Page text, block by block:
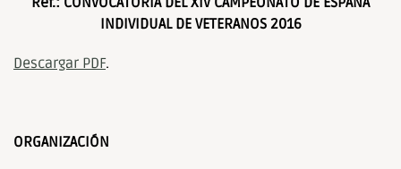
INDIVIDUAL DE VETERANOS 2016
Descargar PDF.
ORGANIZACIÓN